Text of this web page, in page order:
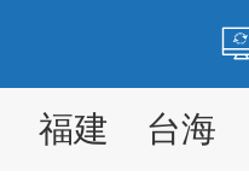
福建 台海